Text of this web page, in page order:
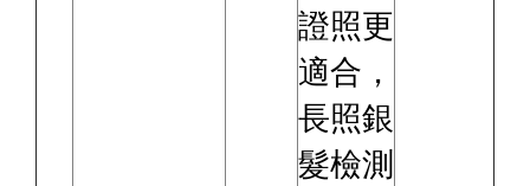
證照更
適合，
長照銀
髮檢測